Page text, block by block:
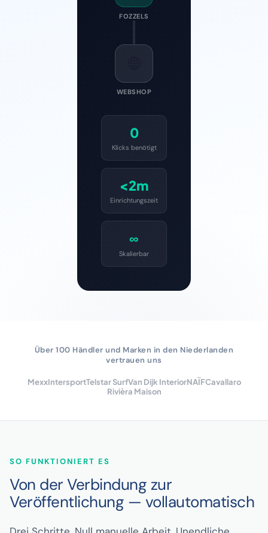
FOZZELS
WEBSHOP
0
Klicks benötigt
<2m
Einrichtungszeit
∞
Skalierbar
Über 100 Händler und Marken in den Niederlanden
vertrauen uns
MexxIntersportTelstar SurfVan Dijk InteriorNAÏFCavallaro
Rivièra Maison
SO FUNKTIONIERT ES
Von der Verbindung zur
Veröffentlichung — vollautomatisch